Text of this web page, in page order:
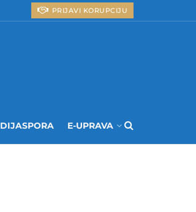
PRIJAVI KORUPCIJU
DIJASPORA E-UPRAVA